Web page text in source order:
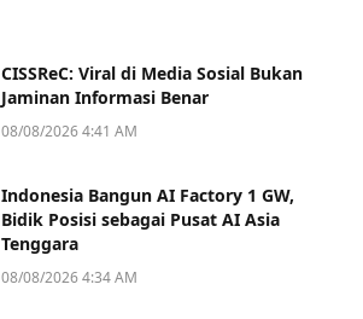
CISSReC: Viral di Media Sosial Bukan
Jaminan Informasi Benar
08/08/2026 4:41 AM
Indonesia Bangun AI Factory 1 GW,
Bidik Posisi sebagai Pusat AI Asia
Tenggara
08/08/2026 4:34 AM